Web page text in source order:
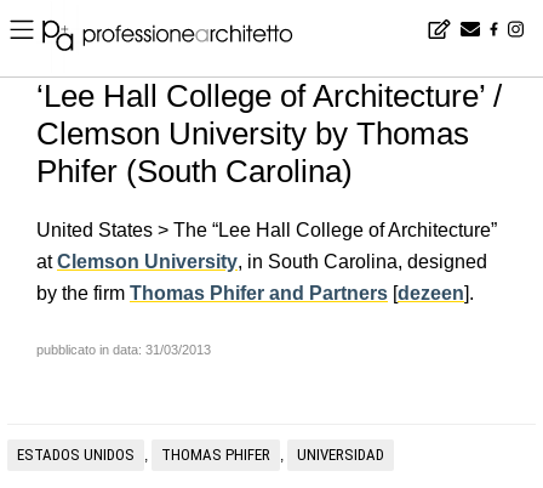
Home ▪ news ▪ en ▪ ‘Lee Hall College of Architecture’ / Clemson University by Thomas Phifer (South Carolina)
‘Lee Hall College of Architecture’ /
Clemson University by Thomas
Phifer (South Carolina)
United States > The “Lee Hall College of Architecture”
atClemson University, in South Carolina, designed
by the firm Thomas Phifer and Partners [dezeen].
pubblicato in data: 31/03/2013
ESTADOS UNIDOS , THOMAS PHIFER , UNIVERSIDAD